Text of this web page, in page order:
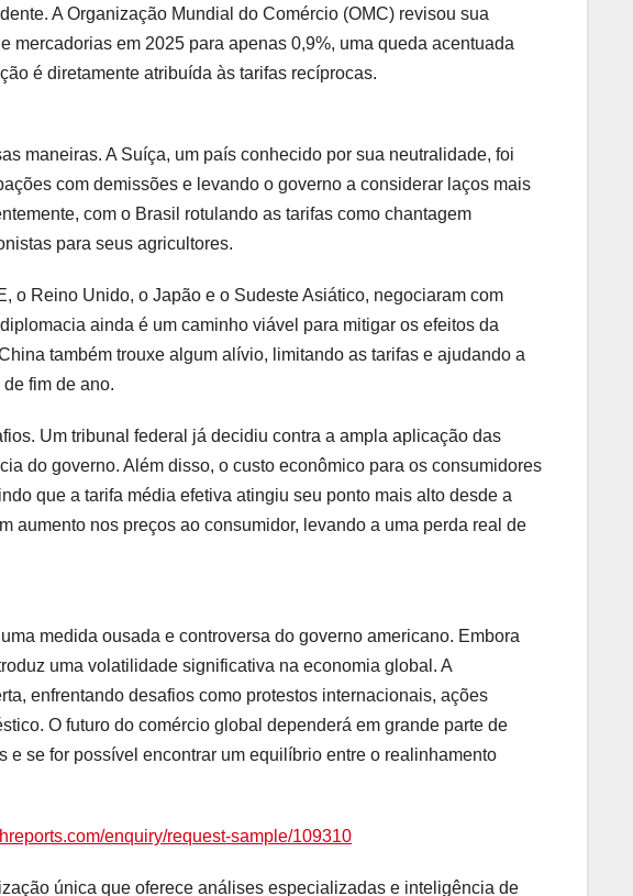
A Organização Mundial do Comércio (OMC) revisou sua
mercadorias em 2025 para apenas 0,9%, uma queda acentuada
é diretamente atribuída às tarifas recíprocas.
maneiras. A Suíça, um país conhecido por sua neutralidade, foi
com demissões e levando o governo a considerar laços mais
com o Brasil rotulando as tarifas como chantagem
para seus agricultores.
o Reino Unido, o Japão e o Sudeste Asiático, negociaram com
ainda é um caminho viável para mitigar os efeitos da
também trouxe algum alívio, limitando as tarifas e ajudando a
fim de ano.
Um tribunal federal já decidiu contra a ampla aplicação das
do governo. Além disso, o custo econômico para os consumidores
que a tarifa média efetiva atingiu seu ponto mais alto desde a
aumento nos preços ao consumidor, levando a uma perda real de
medida ousada e controversa do governo americano. Embora
uma volatilidade significativa na economia global. A
enfrentando desafios como protestos internacionais, ações
O futuro do comércio global dependerá em grande parte de
e se for possível encontrar um equilíbrio entre o realinhamento
enquiry/request-sample/109310
única que oferece análises especializadas e inteligência de